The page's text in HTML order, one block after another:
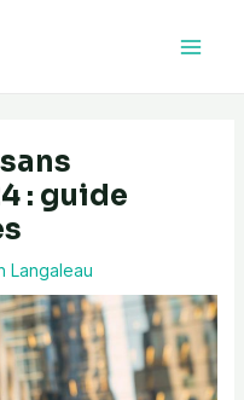
: guide
Langaleau